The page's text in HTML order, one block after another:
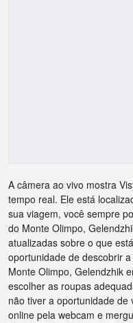
A câmera ao vivo mostra
tempo real. Ele está
sua viagem, você sempre
do Monte Olimpo,
atualizadas sobre o que
oportunidade de descobrir
Monte Olimpo, Gelendzhik
escolher as roupas
não tiver a oportunidade
online pela webcam e